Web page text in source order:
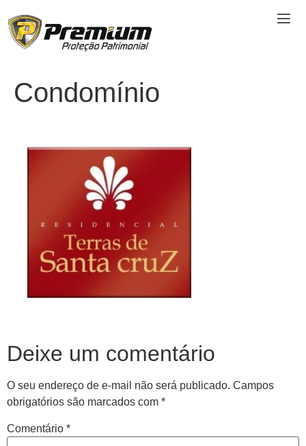
Condomínio
Deixe um comentário
O seu endereço de e-mail não será publicado. Campos
obrigatórios são marcados com *
Comentário *